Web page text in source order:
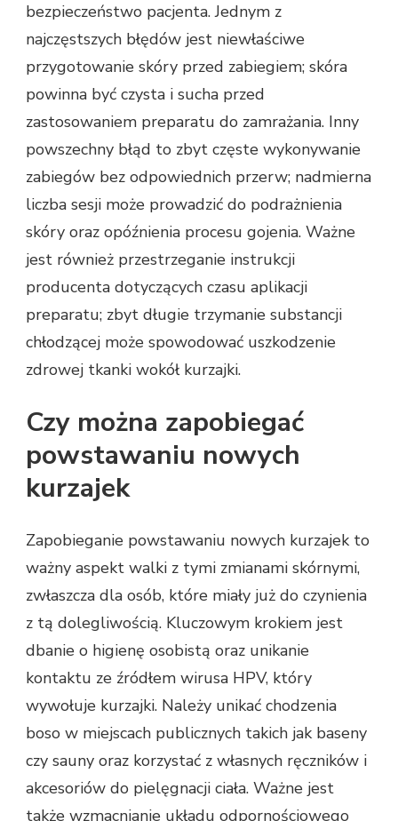
bezpieczeństwo pacjenta. Jednym z
najczęstszych błędów jest niewłaściwe
przygotowanie skóry przed zabiegiem; skóra
powinna być czysta i sucha przed
zastosowaniem preparatu do zamrażania. Inny
powszechny błąd to zbyt częste wykonywanie
zabiegów bez odpowiednich przerw; nadmierna
liczba sesji może prowadzić do podrażnienia
skóry oraz opóźnienia procesu gojenia. Ważne
jest również przestrzeganie instrukcji
producenta dotyczących czasu aplikacji
preparatu; zbyt długie trzymanie substancji
chłodzącej może spowodować uszkodzenie
zdrowej tkanki wokół kurzajki.
Czy można zapobiegać
powstawaniu nowych
kurzajek
Zapobieganie powstawaniu nowych kurzajek to
ważny aspekt walki z tymi zmianami skórnymi,
zwłaszcza dla osób, które miały już do czynienia
z tą dolegliwością. Kluczowym krokiem jest
dbanie o higienę osobistą oraz unikanie
kontaktu ze źródłem wirusa HPV, który
wywołuje kurzajki. Należy unikać chodzenia
boso w miejscach publicznych takich jak baseny
czy sauny oraz korzystać z własnych ręczników i
akcesoriów do pielęgnacji ciała. Ważne jest
także wzmacnianie układu odpornościowego